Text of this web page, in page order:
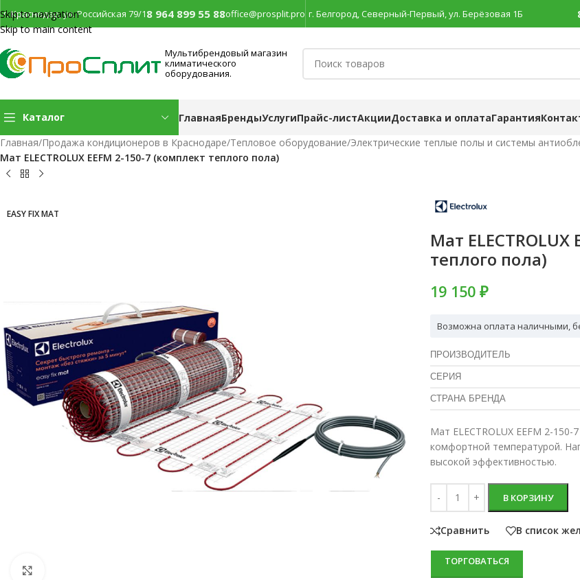
Skip to navigation
Skip to main content
г. Краснодар, ул. Российская 79/18 964 899 55 88office@prosplit.pro г. Белгород, Северный-Первый, ул. Берёзовая 1Б
Мультибрендовый магазин
климатического
оборудования.
Каталог ГлавнаяБрендыУслугиПрайс-листАкцииДоставка и оплатаГарантия
Главная/Продажа кондиционеров в Краснодаре/Тепловое оборудование/Электрические теплые полы и системы
Мат ELECTROLUX EEFM 2-150-7 (комплект теплого пола)
EASY FIX MAT
Мат
теплого пола)
19 150 ₽
Возможна оплата наличными,
ПРОИЗВОДИТЕЛЬ
СЕРИЯ
СТРАНА БРЕНДА
Мат ELECTROLUX EEFM 2-
комфортной температурой.
высокой эффективностью.
В КОРЗИНУ
Сравнить В список
ТОРГОВАТЬСЯ